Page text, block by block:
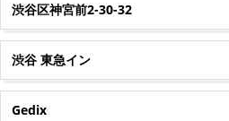
渋谷区神宮前2-30-32
渋谷 東急イン
Gedix